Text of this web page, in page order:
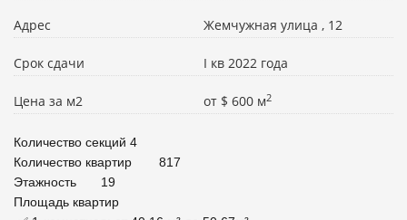
Адрес Жемчужная улица , 12
Срок сдачи I кв 2022 года
Цена за м2 от $ 600 м2
Количество секций	4
Количество квартир	817
Этажность	19
Площадь квартир